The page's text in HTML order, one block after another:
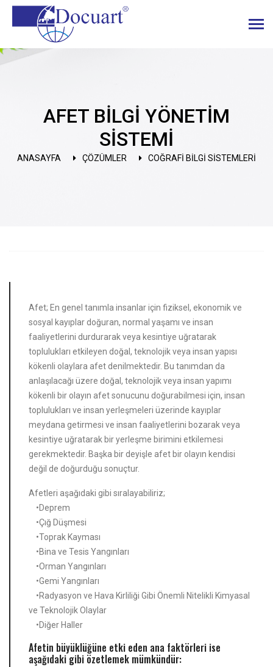
AFET BİLGİ YÖNETİM
SİSTEMİ
ANASAYFA ÇÖZÜMLER COĞRAFİ BİLGİ SİSTEMLERİ
Afet; En genel tanımla insanlar için fiziksel, ekonomik ve
sosyal kayıplar doğuran, normal yaşamı ve insan
faaliyetlerini durdurarak veya kesintiye uğratarak
toplulukları etkileyen doğal, teknolojik veya insan yapısı
kökenli olaylara afet denilmektedir. Bu tanımdan da
anlaşılacağı üzere doğal, teknolojik veya insan yapımı
kökenli bir olayın afet sonucunu doğurabilmesi için, insan
toplulukları ve insan yerleşmeleri üzerinde kayıplar
meydana getirmesi ve insan faaliyetlerini bozarak veya
kesintiye uğratarak bir yerleşme birimini etkilemesi
gerekmektedir. Başka bir deyişle afet bir olayın kendisi
değil de doğurduğu sonuçtur.
Afetleri aşağıdaki gibi sıralayabiliriz;
•Deprem
•Çığ Düşmesi
•Toprak Kayması
•Bina ve Tesis Yangınları
•Orman Yangınları
•Gemi Yangınları
•Radyasyon ve Hava Kirliliği Gibi Önemli Nitelikli Kimyasal
ve Teknolojik Olaylar
•Diğer Haller
Afetin büyüklüğüne etki eden ana faktörleri ise
aşağıdaki gibi özetlemek mümkündür: